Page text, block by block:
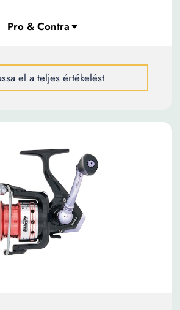
el a teljes értékelést